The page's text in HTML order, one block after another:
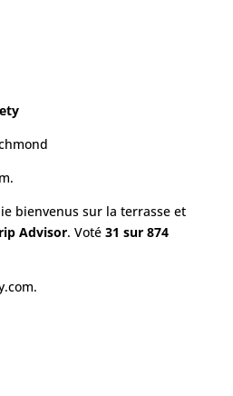
bienvenus sur la terrasse et
Advisor. Voté31 sur 874